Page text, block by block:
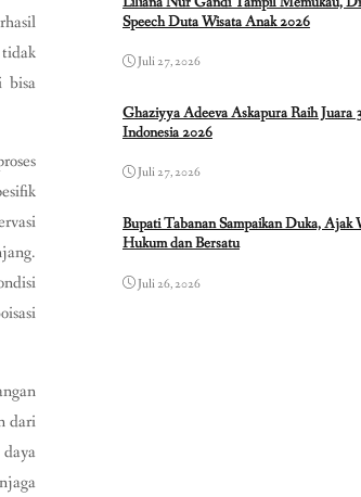
bisa
dari
Speech Duta Wisata Anak 2026
Juli 27, 2026
Ghaziyya Adeeva Askapura Raih Juara
Indonesia 2026
Juli 27, 2026
Bupati Tabanan Sampaikan Duka, Ajak
Hukum dan Bersatu
Juli 26, 2026